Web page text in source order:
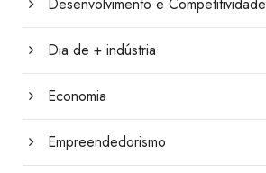
Desenvolvimento e Competitividade
Dia de + indústria
Economia
Empreendedorismo